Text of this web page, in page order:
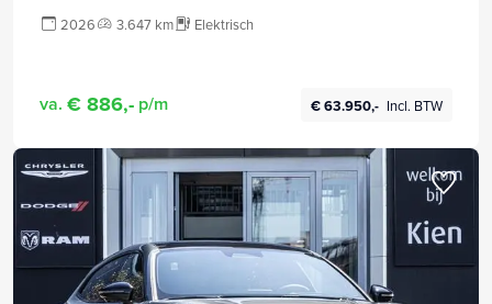
2026 3.647 km Elektrisch
va. € 886,- p/m € 63.950,- Incl. BTW